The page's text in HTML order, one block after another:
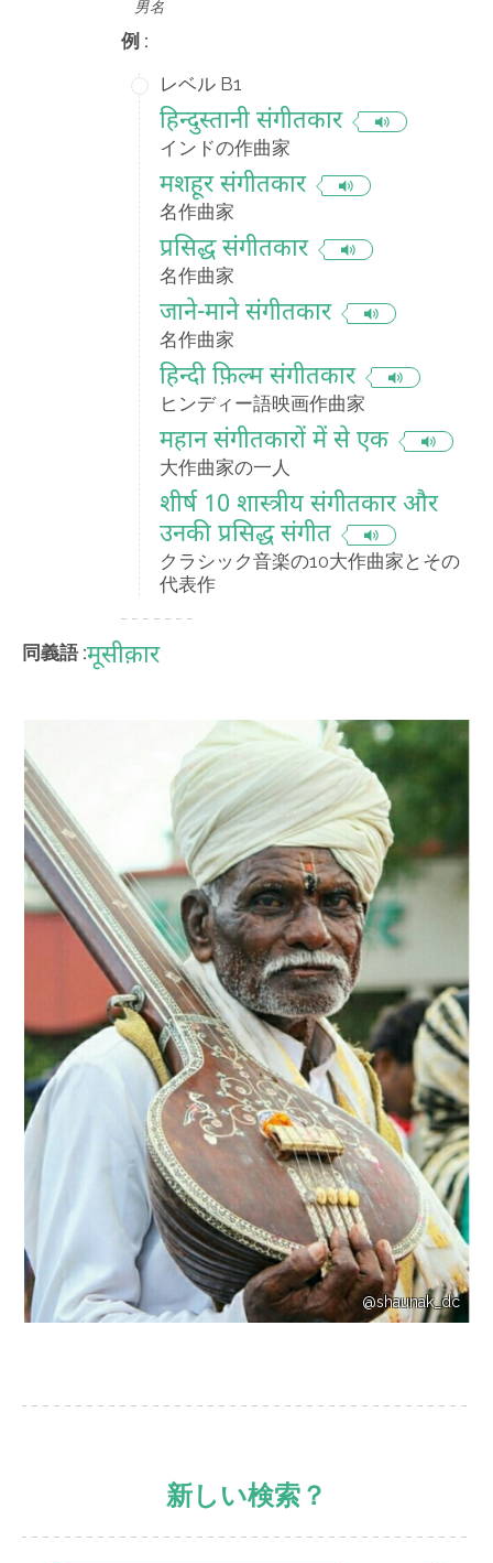
男名
例 :
レベル B1
हिन्दुस्तानी संगीतकार
インドの作曲家
मशहूर संगीतकार
名作曲家
प्रसिद्ध संगीतकार
名作曲家
जाने-माने संगीतकार
名作曲家
हिन्दी फ़िल्म संगीतकार
ヒンディー語映画作曲家
महान संगीतकारों में से एक
大作曲家の一人
शीर्ष 10 शास्त्रीय संगीतकार और
उनकी प्रसिद्ध संगीत
クラシック音楽の10大作曲家とその
代表作
同義語 :मूसीक़ार
@shaunak_dc
新しい検索？